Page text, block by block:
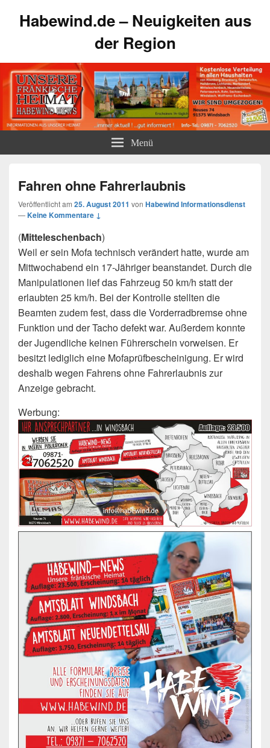
Habewind.de – Neuigkeiten aus
der Region
Menü
Fahren ohne Fahrerlaubnis
Veröffentlicht am 25. August 2011 von Habewind Informationsdienst
—Keine Kommentare ↓
(Mitteleschenbach)
Weil er sein Mofa technisch verändert hatte, wurde am
Mittwochabend ein 17-Jähriger beanstandet. Durch die
Manipulationen lief das Fahrzeug 50 km/h statt der
erlaubten 25 km/h. Bei der Kontrolle stellten die
Beamten zudem fest, dass die Vorderradbremse ohne
Funktion und der Tacho defekt war. Außerdem konnte
der Jugendliche keinen Führerschein vorweisen. Er
besitzt lediglich eine Mofaprüfbescheinigung. Er wird
deshalb wegen Fahrens ohne Fahrerlaubnis zur
Anzeige gebracht.
Werbung: